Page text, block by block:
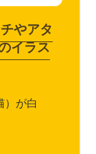
やアタ
イラス
）が白